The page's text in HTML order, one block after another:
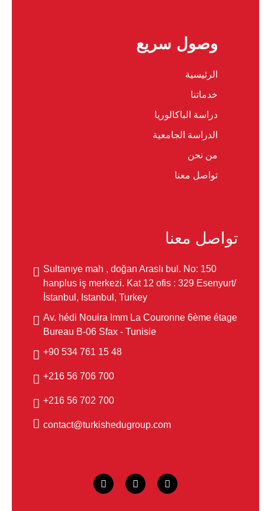
وصول سريع
الرئيسية
خدماتنا
دراسة الباكالوريا
الدراسة الجامعية
من نحن
تواصل معنا
تواصل معنا
Sultanıye mah , doğan Araslı bul. No: 150
hanplus iş merkezi. Kat 12 ofis : 329 Esenyurt/
İstanbul, Istanbul, Turkey
Av. hédi Nouira Imm La Couronne 6ème étage
Bureau B-06 Sfax - Tunisie
48 15 761 534 90+
700 706 56 216+
700 702 56 216+
contact@turkishedugroup.com